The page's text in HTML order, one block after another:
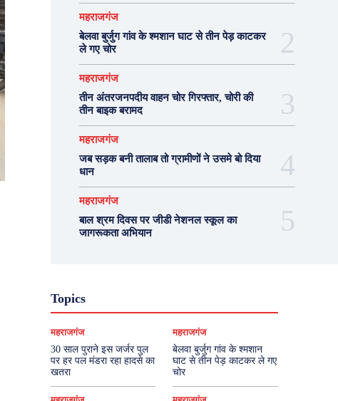
महराजगंज
बेलवा बुर्जुग गांव के श्मशान घाट से तीन पेड़ काटकर
ले गए चोर
महराजगंज
तीन अंतरजनपदीय वाहन चोर गिरफ्तार, चोरी की
तीन बाइक बरामद
महराजगंज
जब सड़क बनी तालाब तो ग्रामीणों ने उसमे बो दिया
धान
महराजगंज
बाल श्रम दिवस पर जीडी नेशनल स्कूल का
जागरूकता अभियान
Topics
महराजगंज
30 साल पुराने इस जर्जर पुल
पर हर पल मंडरा रहा हादसे का
खतरा
महराजगंज
बेलवा बुर्जुग गांव के श्मशान
घाट से तीन पेड़ काटकर ले गए
चोर